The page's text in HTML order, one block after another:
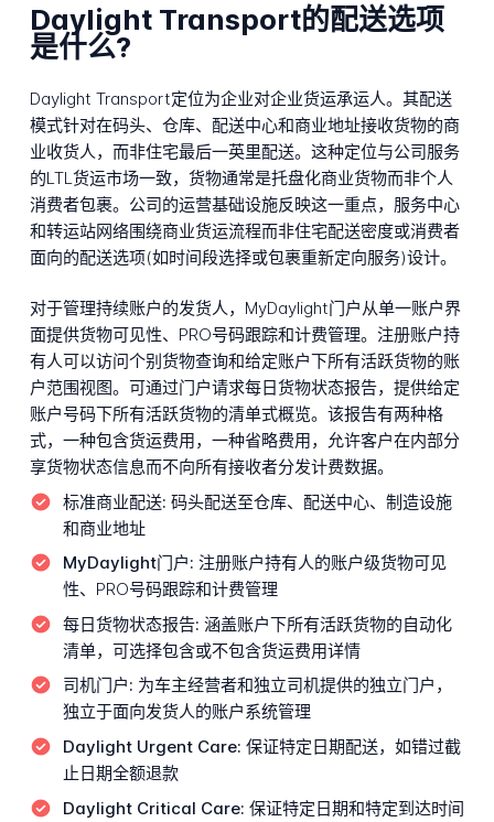
Daylight Transport的配送选项
是什么?
Daylight Transport定位为企业对企业货运承运人。其配送
模式针对在码头、仓库、配送中心和商业地址接收货物的商
业收货人，而非住宅最后一英里配送。这种定位与公司服务
的LTL货运市场一致，货物通常是托盘化商业货物而非个人
消费者包裹。公司的运营基础设施反映这一重点，服务中心
和转运站网络围绕商业货运流程而非住宅配送密度或消费者
面向的配送选项(如时间段选择或包裹重新定向服务)设计。
对于管理持续账户的发货人，MyDaylight门户从单一账户界
面提供货物可见性、PRO号码跟踪和计费管理。注册账户持
有人可以访问个别货物查询和给定账户下所有活跃货物的账
户范围视图。可通过门户请求每日货物状态报告，提供给定
账户号码下所有活跃货物的清单式概览。该报告有两种格
式，一种包含货运费用，一种省略费用，允许客户在内部分
享货物状态信息而不向所有接收者分发计费数据。
标准商业配送: 码头配送至仓库、配送中心、制造设施
和商业地址
MyDaylight门户: 注册账户持有人的账户级货物可见
性、PRO号码跟踪和计费管理
每日货物状态报告: 涵盖账户下所有活跃货物的自动化
清单，可选择包含或不包含货运费用详情
司机门户: 为车主经营者和独立司机提供的独立门户，
独立于面向发货人的账户系统管理
Daylight Urgent Care: 保证特定日期配送，如错过截
止日期全额退款
Daylight Critical Care: 保证特定日期和特定到达时间